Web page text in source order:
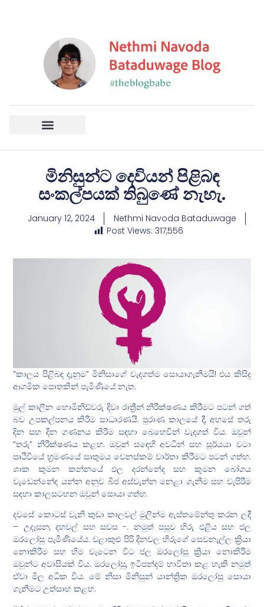
මිනිසුන්ට දෙවියන් පිළිබඳ
සංකල්පයක් තිබුණේ නැහැ.
January 12, 2024
Nethmi Navoda Bataduwage
Post Views: 317,556
”කාලය පිළිබඳ දැනුම” මිනිසාගේ වැදගත්ම සොයාගැනීමයි! එය කිසිදු
ආගමික පොතකින් පැමිණියේ නැත.
මුල් කාලීන හොමිනිඩ්වරු දිවා රාත්‍රීන් නිරීක්ෂණය කිරීමට පටන් ගත්
බව උපකල්පනය කිරීම සාධාරණයි. පුරාණ කාලයේ දී, අහසේ තරු
දින සහ දින ගණනය කිරීම සඳහා බෙහෙවින් වැදගත් විය. ඔවුන්
“තරු” නිරීක්ෂණය කළහ. ඔවුන් සඳෙහි අවධීන් සහ සූර්යයා වටා
පෘථිවියේ භ්‍රමණයේ සෘතුමය වෙනස්කම් වාර්තා කිරීමට පටන් ගත්හ.
ශාක කුමන කන්නයේ ඵල දරන්නේද සහ කුමන බෝගය
වැඩෙන්නේද යන්න අනුව බීජ අස්වැන්න නෙළා ගැනීම සහ වැපිරීම
සඳහා කාලසටහන ඔවුන් සොයා ගත්හ.
දවසේ කොටස් වැනි කුඩා කාලවල් මුලින්ම ඇස්තමේන්තු කරන ලදී
– උදෑසන, දහවල් සහ සවස -. නමුත් පසුව හිරු එළිය සහ ජල
ඔරලෝසු පැමිණියේය. වළාකුළු පිරි දිනවල හිරුගේ සෙවනැල්ල ක්‍රියා
නොකිරීම සහ හිම වැටෙන විට ජල ඔරලෝසු ක්‍රියා නොකිරීම
ඔවුන්ට අවාසියක් විය. ඔරලෝසු, ඉටිපන්දම් භාවිතා කළ හැකි නමුත්
ඒවා මිල අධික විය. මේ නිසා මිනිසුන් යාන්ත්‍රික ඔරලෝසු සොයා
ගැනීමට උත්සාහ කළහ.